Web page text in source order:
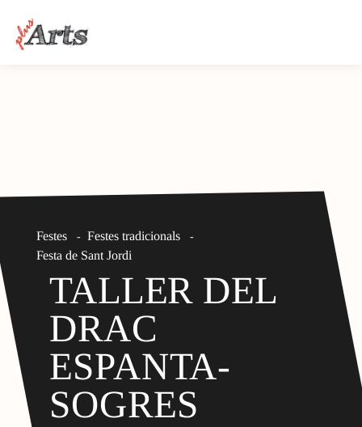
Festes - Festes tradicionals -
Festa de Sant Jordi
TALLER DEL
DRAC
ESPANTA-
SOGRES